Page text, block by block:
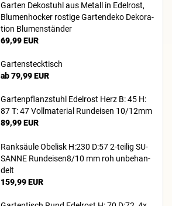
Gar­ten De­ko­stuhl aus Me­tall in Edel­rost,
Blu­men­ho­cker ros­ti­ge Gar­ten­de­ko De­ko­ra­
ti­on Blu­men­stän­der
69,99 EUR
Gar­ten­steck­tisch
ab 79,99 EUR
Gar­ten­pflanz­stuhl Edel­rost Herz B: 45 H:
87 T: 47 Voll­ma­te­ri­al Rund­ei­sen 10/12mm
89,99 EUR
Rank­säu­le Obe­lisk H:230 D:57 2-​teilig SU­
SAN­NE Rundeisen8/10 mm roh un­be­han­
delt
159,99 EUR